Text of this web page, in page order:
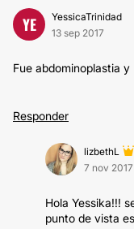
YE
YessicaTrinidad
13 sep 2017
Fue abdominoplastia
Responder
lizbethL
7 nov 2017
Hola Yessika!!!
punto de vista